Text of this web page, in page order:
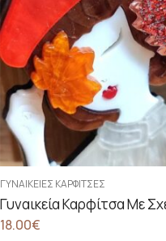
ΓΥΝΑΙΚΕΊΕΣ ΚΑΡΦΊΤΣΕΣ
18.00€